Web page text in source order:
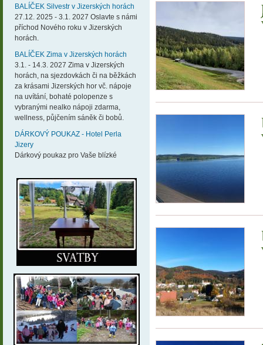
BALÍČEK Silvestr v Jizerských horách
27.12. 2025 - 3.1. 2027 Oslavte s námi
příchod Nového roku v Jizerských
horách.
BALÍČEK Zima v Jizerských horách
3.1. - 14.3. 2027 Zima v Jizerských
horách, na sjezdovkách či na běžkách
za krásami Jizerských hor vč. nápoje
na uvítání, bohaté polopenze s
vybranými nealko nápoji zdarma,
wellness, půjčením sáněk či bobů.
DÁRKOVÝ POUKAZ - Hotel Perla
Jizery
Dárkový poukaz pro Vaše blízké